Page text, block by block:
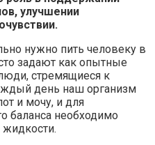
улучшении
нужно пить человеку в
задают как опытные
стремящиеся к
день наш организм
и мочу, и для
баланса необходимо
жидкости.